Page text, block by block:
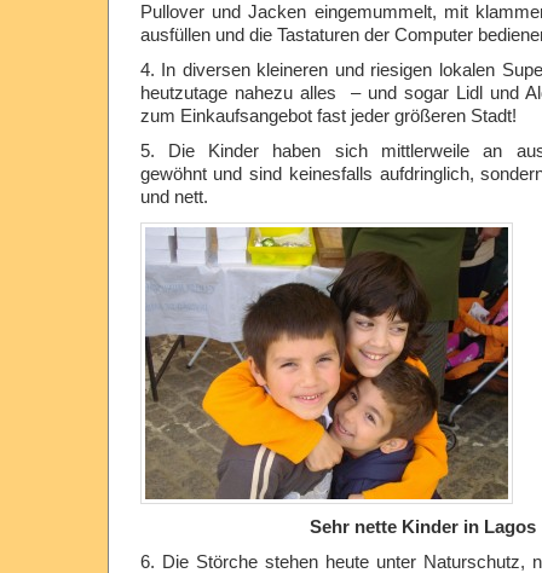
Pullover und Jacken eingemummelt, mit
ausfüllen und die Tastaturen der Computer
4. In diversen kleineren und riesigen lokalen
heutzutage nahezu alles – und sogar Lidl und
zum Einkaufsangebot fast jeder größeren Stadt!
5. Die Kinder haben sich mittlerweile an
gewöhnt und sind keinesfalls aufdringlich,
und nett.
Sehr nette Kinder in Lagos
6. Die Störche stehen heute unter Naturschutz,